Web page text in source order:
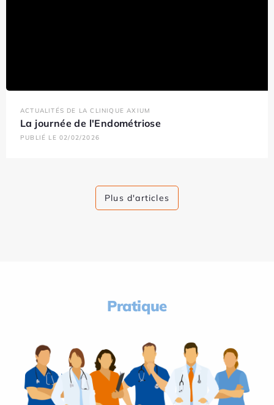
ACTUALITÉS DE LA CLINIQUE AXIUM
La journée de l'Endométriose
PUBLIÉ LE 02/02/2026
Plus d'articles
Pratique